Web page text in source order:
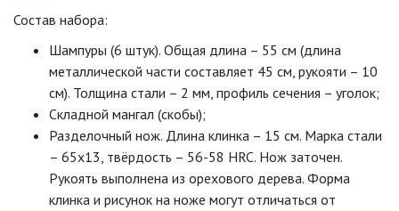
Состав набора:
Шампуры (6 штук). Общая длина – 55 см (длина
металлической части составляет 45 см, рукояти – 10
см). Толщина стали – 2 мм, профиль сечения – уголок;
Складной мангал (скобы);
Разделочный нож. Длина клинка – 15 см. Марка стали
– 65х13, твёрдость – 56-58 НRC. Нож заточен.
Рукоять выполнена из орехового дерева. Форма
клинка и рисунок на ноже могут отличаться от